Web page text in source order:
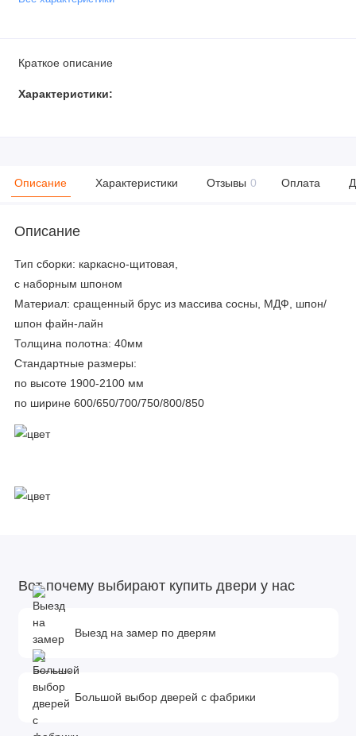
Краткое описание
Характеристики:
Описание Характеристики Отзывы 0 Оплата
Описание
Тип сборки: каркасно-щитовая,
с наборным шпоном
Материал: сращенный брус из массива сосны, МДФ, шпон/
шпон файн-лайн
Толщина полотна: 40мм
Стандартные размеры:
по высоте 1900-2100 мм
по ширине 600/650/700/750/800/850
Вот почему выбирают купить двери у нас
Выезд на замер по дверям
Большой выбор дверей с фабрики